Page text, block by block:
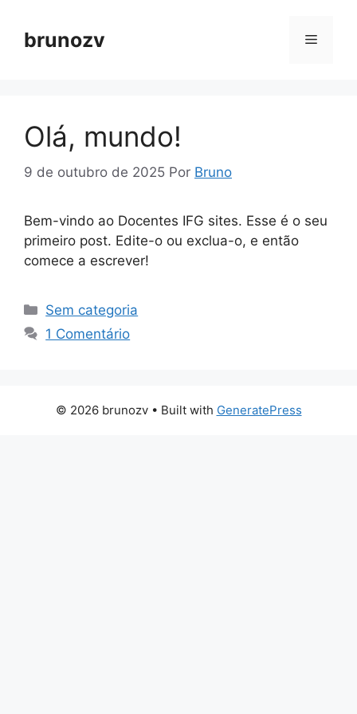
parabrunozv Menu
Olá, mundo!
9 de outubro de 2025 Por Bruno
Bem-vindo ao Docentes IFG sites. Esse é o seu
primeiro post. Edite-o ou exclua-o, e então
comece a escrever!
Categorias
Sem categoria
1 Comentário
© 2026 brunozv• Built with GeneratePress